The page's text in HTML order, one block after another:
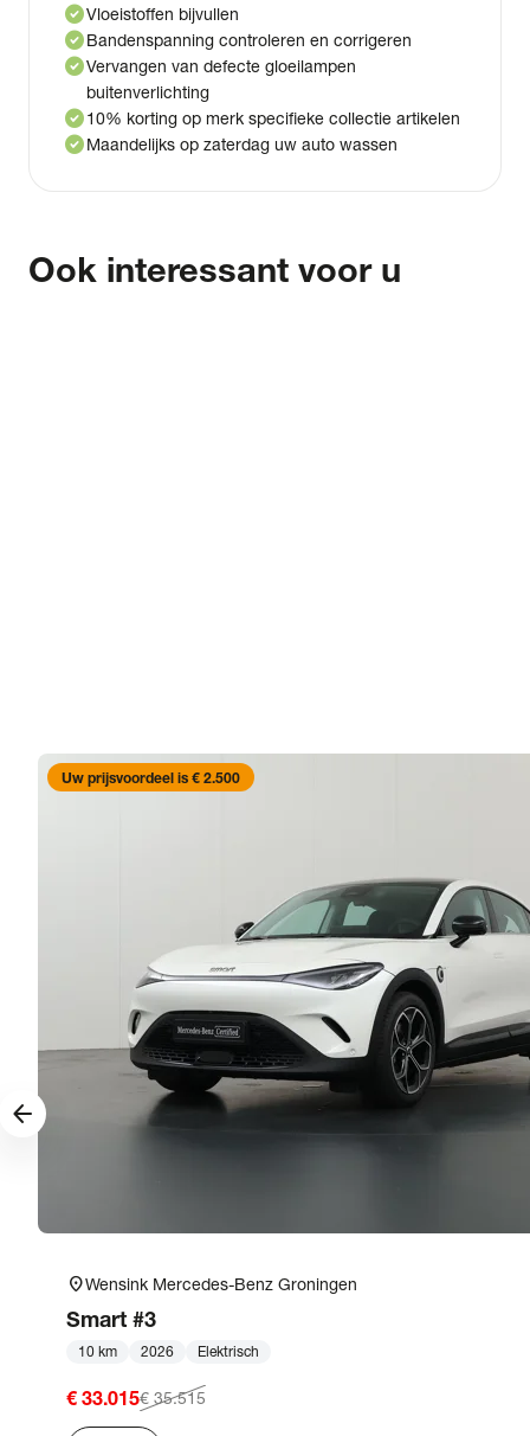
check_circleVloeistoffen bijvullen
check_circleBandenspanning controleren en corrigeren
check_circleVervangen van defecte gloeilampen
buitenverlichting
check_circle10% korting op merk specifieke collectie artikelen
check_circleMaandelijks op zaterdag uw auto wassen
Ook interessant voor u
Uw prijsvoordeel is € 2.500
location_onWensink Mercedes-Benz Groningen
Smart #3
10 km 2026 Elektrisch
€ 33.015€ 35.515
arrow_forward